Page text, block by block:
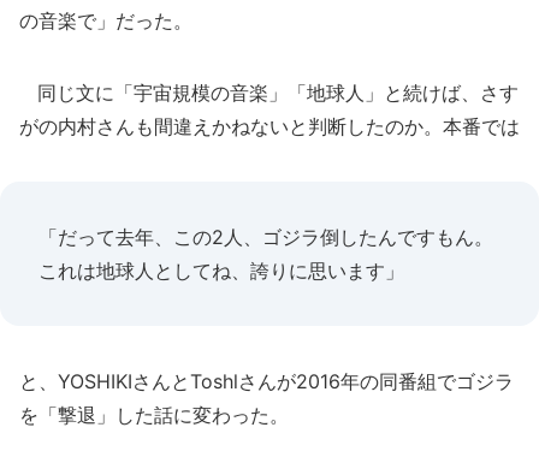
の音楽で」だった。
同じ文に「宇宙規模の音楽」「地球人」と続けば、さす
がの内村さんも間違えかねないと判断したのか。本番では
「だって去年、この2人、ゴジラ倒したんですもん。
これは地球人としてね、誇りに思います」
と、YOSHIKIさんとToshlさんが2016年の同番組でゴジラ
を「撃退」した話に変わった。